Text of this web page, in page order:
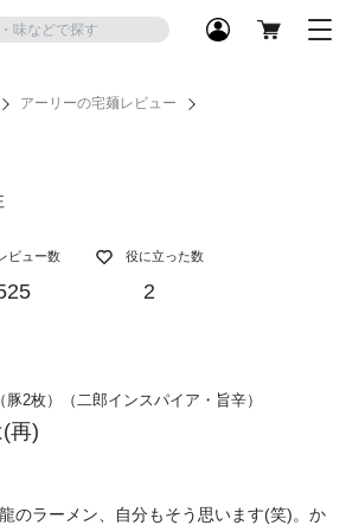
アーリーの宅麺レビュー
ビュー数 役に立った数
2
2枚）（二郎インスパイア・旨辛）
再)
のラーメン、自分もそう思います(笑)。か